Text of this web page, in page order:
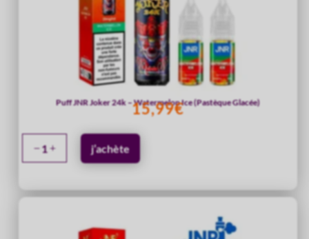
Puff JNR Joker 24k – Watermelon Ice (Pastèque Glacée)
15,99€
quantité
de
JNR
j’achète